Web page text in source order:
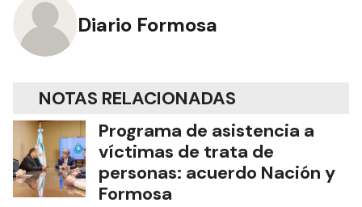
Diario Formosa
NOTAS RELACIONADAS
Programa de asistencia a
víctimas de trata de
personas: acuerdo Nación y
Formosa